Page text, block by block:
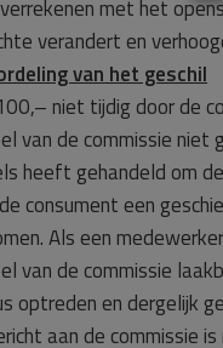
met het
verandert en
van het geschil
niet tijdig door de
van de commissie
heeft gehandeld om
consument een
Als een
van de commissie
optreden en dergelijk
aan de commissie